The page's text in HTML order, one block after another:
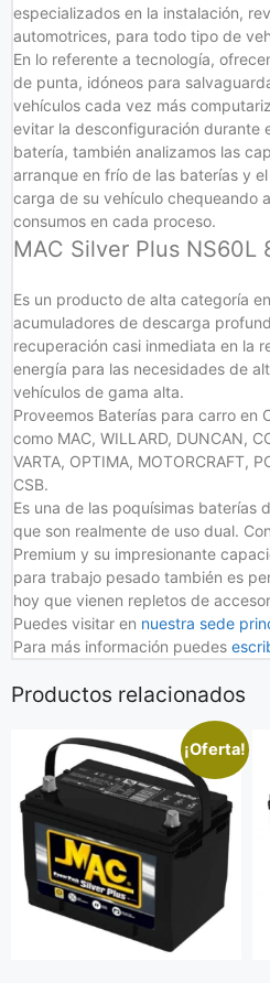
especializados en la instalación,
automotrices, para todo tipo de
En lo referente a tecnología,
de punta, idóneos para
vehículos cada vez más
evitar la desconfiguración durante
batería, también analizamos las
arranque en frío de las baterías y
carga de su vehículo chequeando
consumos en cada proceso.
MAC Silver Plus NS60L
Es un producto de alta categoría
acumuladores de descarga
recuperación casi inmediata en la
energía para las necesidades de
vehículos de gama alta.
Proveemos Baterías para carro en
como MAC, WILLARD, DUNCAN,
VARTA, OPTIMA, MOTORCRAFT,
CSB.
Es una de las poquísimas baterías
que son realmente de uso dual.
Premium y su impresionante
para trabajo pesado también es
hoy que vienen repletos de
Puedes visitar en nuestra sede
Para más información puedes
Productos relacionados
¡Oferta!